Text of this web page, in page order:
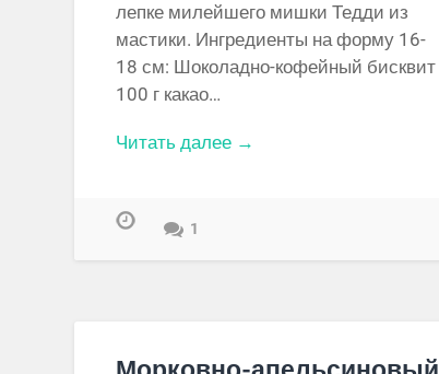
лепке милейшего мишки Тедди из
мастики. Ингредиенты на форму 16-
18 см: Шоколадно-кофейный бисквит
100 г какао…
Читать далее →
1